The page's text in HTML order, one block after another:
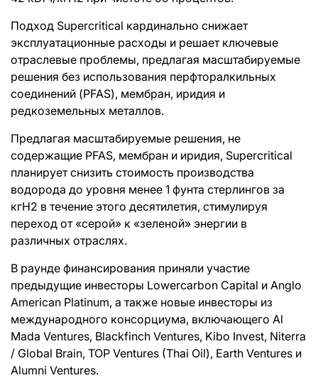
Подход Supercritical кардинально снижает
эксплуатационные расходы и решает ключевые
отраслевые проблемы, предлагая масштабируемые
решения без использования перфторалкильных
соединений (PFAS), мембран, иридия и
редкоземельных металлов.
Предлагая масштабируемые решения, не
содержащие PFAS, мембран и иридия, Supercritical
планирует снизить стоимость производства
водорода до уровня менее 1 фунта стерлингов за
кгH2 в течение этого десятилетия, стимулируя
переход от «серой» к «зеленой» энергии в
различных отраслях.
В раунде финансирования приняли участие
предыдущие инвесторы Lowercarbon Capital и Anglo
American Platinum, а также новые инвесторы из
международного консорциума, включающего Al
Mada Ventures, Blackfinch Ventures, Kibo Invest, Niterra
/ Global Brain, TOP Ventures (Thai Oil), Earth Ventures и
Alumni Ventures.